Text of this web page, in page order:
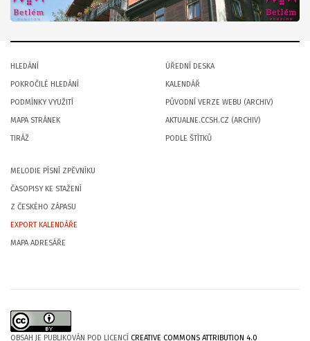
HLEDÁNÍ
POKROČILÉ HLEDÁNÍ
PODMÍNKY VYUŽITÍ
MAPA STRÁNEK
TIRÁŽ
ÚŘEDNÍ DESKA
KALENDÁŘ
PŮVODNÍ VERZE WEBU (ARCHIV)
AKTUALNE.CCSH.CZ (ARCHIV)
PODLE ŠTÍTKŮ
MELODIE PÍSNÍ ZPĚVNÍKU
ČASOPISY KE STAŽENÍ
Z ČESKÉHO ZÁPASU
EXPORT KALENDÁŘE
MAPA ADRESÁŘE
OBSAH JE PUBLIKOVÁN POD LICENCÍ CREATIVE COMMONS ATTRIBUTION 4.0